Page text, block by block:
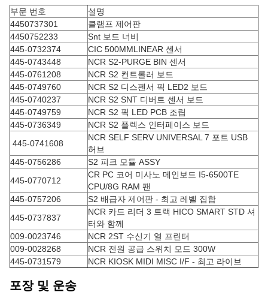
부문 번호
설명
4450737301
클램프 제어판
4450752233
Snt 보드 너비
445-0732374
CIC 500MMLINEAR 센서
445-0743448
NCR S2-PURGE BIN 센서
445-0761208
NCR S2 컨트롤러 보드
445-0749760
NCR S2 디스펜서 픽 LED2 보드
445-0740237
NCR S2 SNT 디버트 센서 보드
445-0749759
NCR S2 픽 LED PCB 조립
445-0736349
NCR S2 플렉스 인터페이스 보드
445-0741608
NCR SELF SERV UNIVERSAL 7 포트 USB
허브
445-0756286
S2 피크 모듈 ASSY
445-0770712
CR PC 코어 미사노 메인보드 I5-6500TE
CPU/8G RAM 팬
445-0757206
S2 배급자 제어판 - 최고 레벨 집합
445-0737837
NCR 카드 리더 3 트랙 HICO SMART STD 셔
터와 함께
009-0023746
NCR 2ST 수신기 열 프린터
009-0028268
NCR 전원 공급 스위치 모드 300W
445-0731579
NCR KIOSK MIDI MISC I/F - 최고 라이브
포장 및 운송